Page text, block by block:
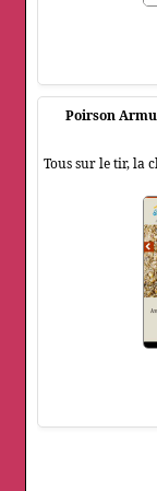
Poirson
Tous sur le tir, la